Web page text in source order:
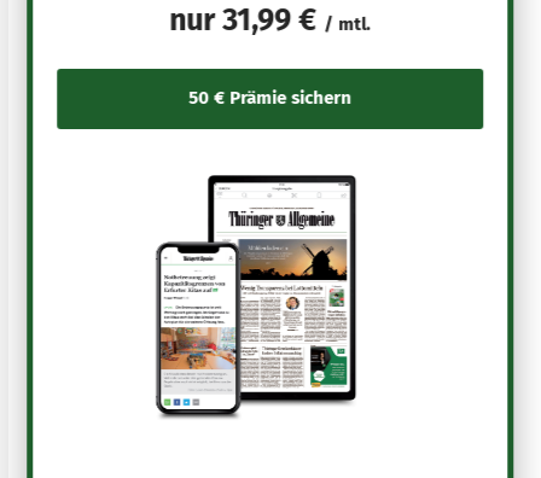
nur31,99 € / mtl.